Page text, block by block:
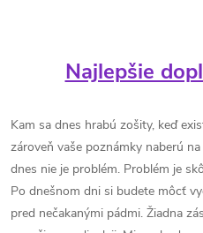
Najlepšie
Kam sa dnes hrabú zošity, keď
zároveň vaše poznámky naberú
dnes nie je problém. Problém je
Po dnešnom dni si budete môcť
pred nečakanými pádmi. Žiadna